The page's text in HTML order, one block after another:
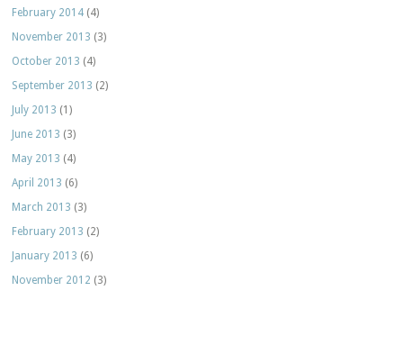
February 2014 (4)
November 2013 (3)
October 2013 (4)
September 2013 (2)
July 2013 (1)
June 2013 (3)
May 2013 (4)
April 2013 (6)
March 2013 (3)
February 2013 (2)
January 2013 (6)
November 2012 (3)